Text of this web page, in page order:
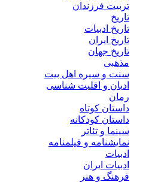
تربیت فرزندان
تاریخ
تاریخ ادبیات
تاریخ ایران
تاریخ جهان
مذهبی
سنت و سیره اهل بیت
ادیان و اقلیت شناسی
رمان
داستان کوتاه
داستان کودکانه
سینما و تئاتر
نمایشنامه و فیلمنامه
ادبیات
ادبیات ایران
فرهنگ و هنر